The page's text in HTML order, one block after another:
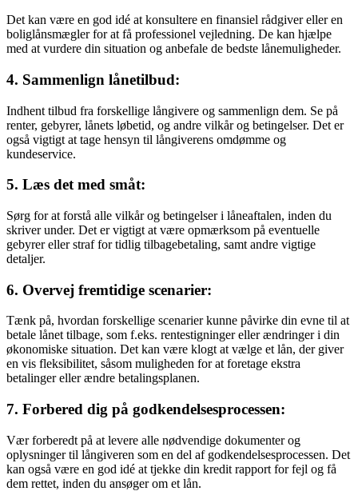
Det kan være en god idé at konsultere en finansiel rådgiver eller en
boliglånsmægler for at få professionel vejledning. De kan hjælpe
med at vurdere din situation og anbefale de bedste lånemuligheder.
4. Sammenlign lånetilbud:
Indhent tilbud fra forskellige långivere og sammenlign dem. Se på
renter, gebyrer, lånets løbetid, og andre vilkår og betingelser. Det er
også vigtigt at tage hensyn til långiverens omdømme og
kundeservice.
5. Læs det med småt:
Sørg for at forstå alle vilkår og betingelser i låneaftalen, inden du
skriver under. Det er vigtigt at være opmærksom på eventuelle
gebyrer eller straf for tidlig tilbagebetaling, samt andre vigtige
detaljer.
6. Overvej fremtidige scenarier:
Tænk på, hvordan forskellige scenarier kunne påvirke din evne til at
betale lånet tilbage, som f.eks. rentestigninger eller ændringer i din
økonomiske situation. Det kan være klogt at vælge et lån, der giver
en vis fleksibilitet, såsom muligheden for at foretage ekstra
betalinger eller ændre betalingsplanen.
7. Forbered dig på godkendelsesprocessen:
Vær forberedt på at levere alle nødvendige dokumenter og
oplysninger til långiveren som en del af godkendelsesprocessen. Det
kan også være en god idé at tjekke din kredit rapport for fejl og få
dem rettet, inden du ansøger om et lån.